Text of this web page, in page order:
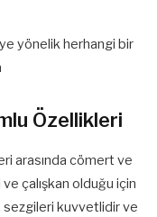
yönelik herhangi bir
Özellikleri
arasında cömert ve
ve çalışkan olduğu için
sezgileri kuvvetlidir ve